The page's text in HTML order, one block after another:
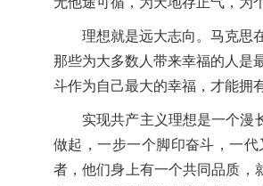
理想就是远大志向。马克思
那些为大多数人带来幸福的人是
斗作为自己最大的幸福，才能拥
实现共产主义理想是一个漫
做起，一步一个脚印奋斗，一
者，他们身上有一个共同品质，